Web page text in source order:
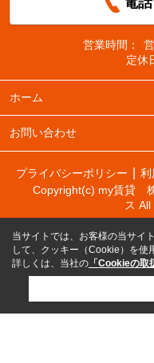
営業時間：
定休
ホーム
お問い合わせ
プライバシーポリシー 利
Copyright(c) my賃貸
ス
当サイトでは、お客様の当サイ
して、クッキー（Cookie）を使
詳しくは、当社の 「Cookieの取